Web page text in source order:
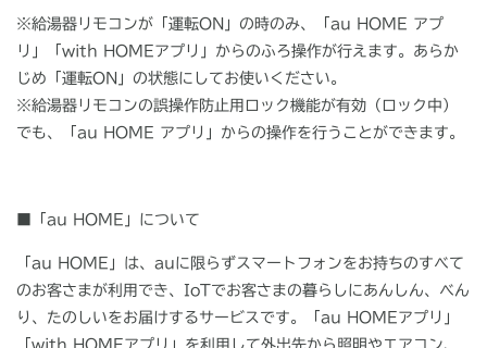
※給湯器リモコンが「運転ON 」の時のみ、「au HOME アプ
リ」「with HOMEアプリ」からのふろ操作が行えます。あらか
じめ「運転ON 」の状態にしてお使いください。
※給湯器リモコンの誤操作防止用ロック機能が有効（ロック中）
でも、「au HOME アプリ」からの操作を行うことができます。
■「au HOME 」について
「au HOME 」は、 auに限らずスマートフォンをお持ちのすべて
のお客さまが利用でき、 IoTでお客さまの暮らしにあんしん、べん
り、たのしいをお届けするサービスです。「au HOMEアプリ」
「with HOMEアプリ」を利用して外出先から照明やエアコン、